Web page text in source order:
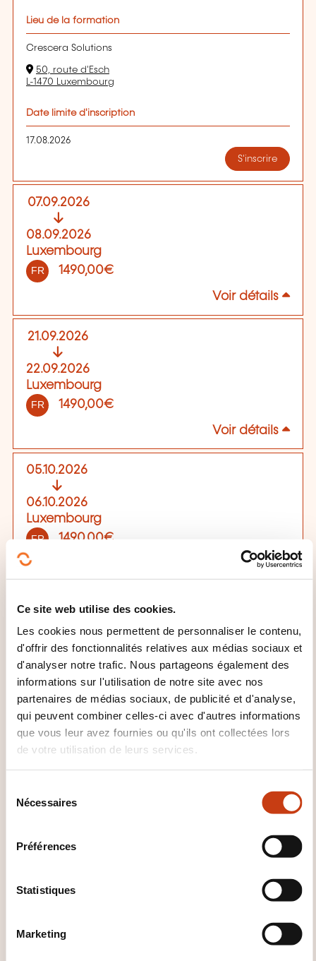
Ce site web utilise des cookies.
Les cookies nous permettent de personnaliser le contenu,
d'offrir des fonctionnalités relatives aux médias sociaux et
d'analyser notre trafic. Nous partageons également des
informations sur l'utilisation de notre site avec nos
partenaires de médias sociaux, de publicité et d'analyse,
qui peuvent combiner celles-ci avec d'autres informations
que vous leur avez fournies ou qu'ils ont collectées lors
de votre utilisation de leurs services.
Nécessaires
Préférences
Statistiques
Marketing
Lieu de la formation
Crescera Solutions
50, route d'Esch
L-1470 Luxembourg
Date limite d'inscription
17.08.2026
S'inscrire
07.09.2026
08.09.2026
Luxembourg
FR 1490,00€
Voir détails
21.09.2026
22.09.2026
Luxembourg
FR 1490,00€
Voir détails
05.10.2026
06.10.2026
Luxembourg
FR 1490,00€
Voir détails
19.10.2026
20.10.2026
Luxembourg
1490,00€
Voir détails
02.11.2026
03.11.2026
FR 1490,00€
Voir détails
FR 1490,00€